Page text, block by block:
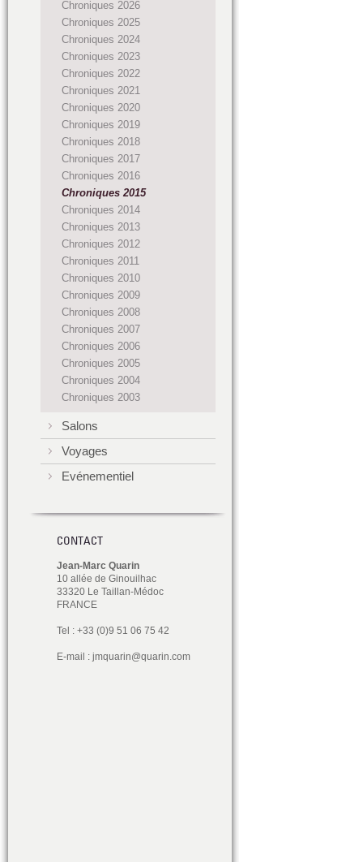
Chroniques 2026
Chroniques 2025
Chroniques 2024
Chroniques 2023
Chroniques 2022
Chroniques 2021
Chroniques 2020
Chroniques 2019
Chroniques 2018
Chroniques 2017
Chroniques 2016
Chroniques 2015
Chroniques 2014
Chroniques 2013
Chroniques 2012
Chroniques 2011
Chroniques 2010
Chroniques 2009
Chroniques 2008
Chroniques 2007
Chroniques 2006
Chroniques 2005
Chroniques 2004
Chroniques 2003
Salons
Voyages
Evénementiel
CONTACT
Jean-Marc Quarin
10 allée de Ginouilhac
33320 Le Taillan-Médoc
FRANCE
Tel : +33 (0)9 51 06 75 42
E-mail : jmquarin@quarin.com